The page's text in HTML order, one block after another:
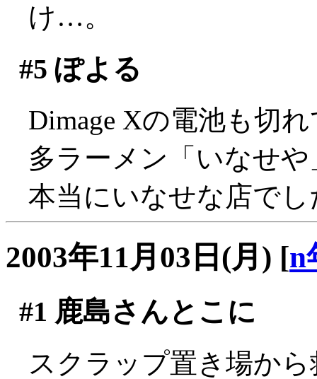
け…。
#5 ぽよる
Dimage Xの電池も切
多ラーメン「いなせや
本当にいなせな店でし
2003年11月03日(月) [n
#1 鹿島さんとこに
スクラップ置き場か